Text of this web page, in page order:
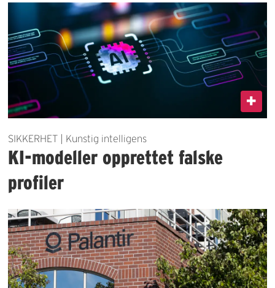
SIKKERHET | Kunstig intelligens
KI-modeller opprettet falske
profiler